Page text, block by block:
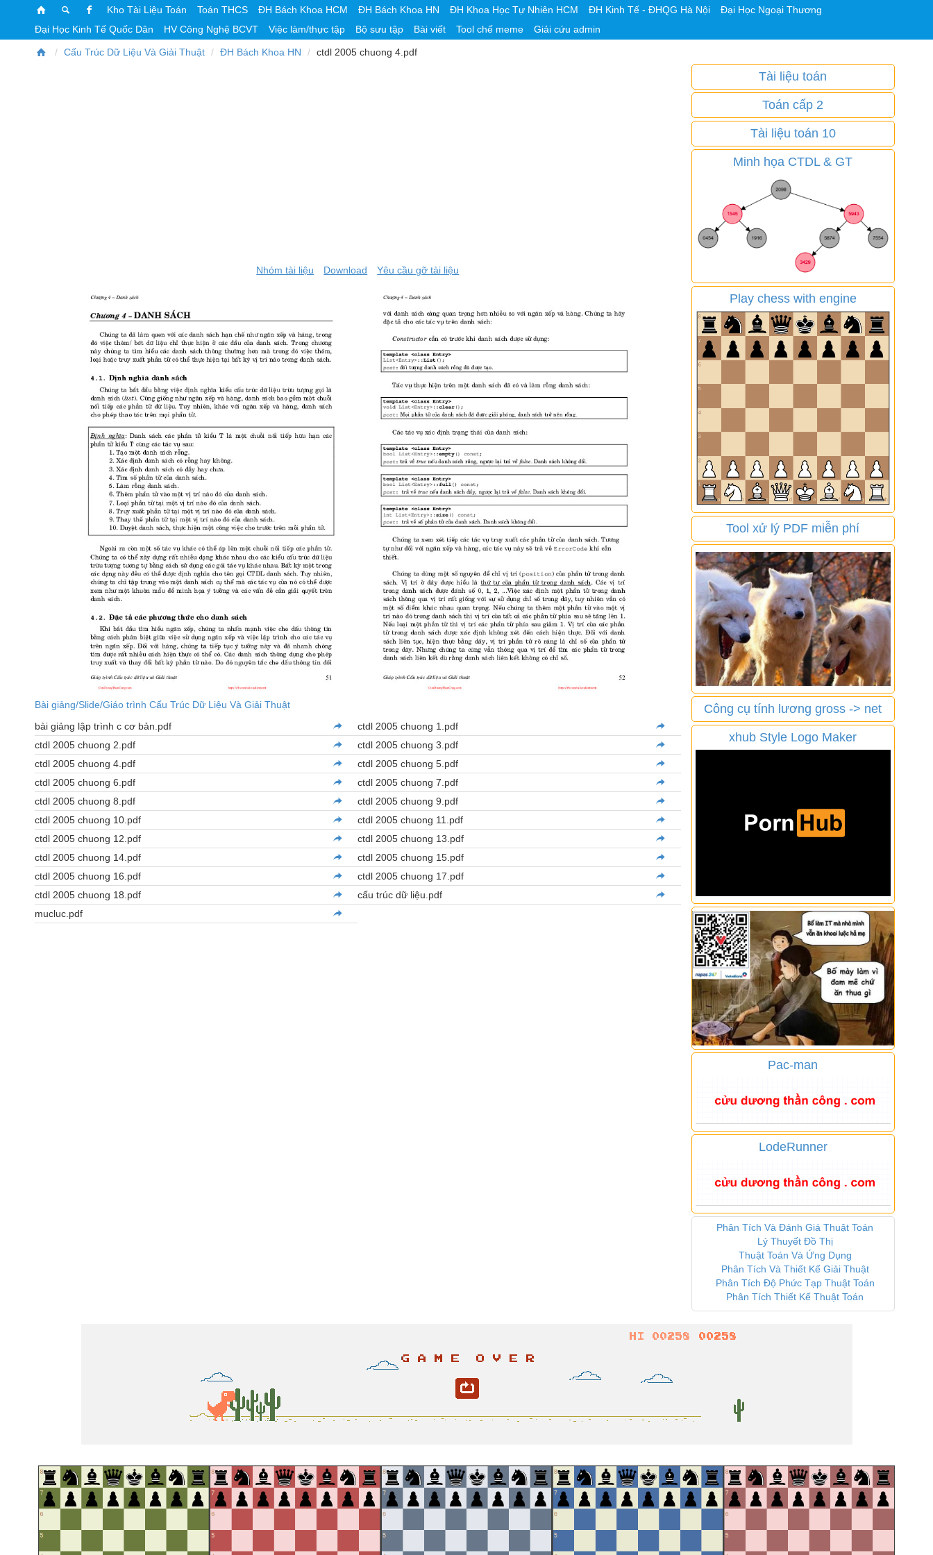
Kho Tài Liệu Toán Toán THCS ĐH Bách Khoa HCM ĐH Bách Khoa HN ĐH Khoa Học Tự Nhiên HCM ĐH Kinh Tế - ĐHQG Hà Nội
Đại Học Ngoại Thương
Đại Học Kinh Tế Quốc Dân
HV Công Nghệ BCVT Việc làm/thực tập Bộ sưu tập Bài viết Tool chế meme Giải cứu admin
Cấu Trúc Dữ Liệu Và Giải Thuật ĐH Bách Khoa HN ctdl 2005 chuong 4.pdf
Nhóm tài liệu Download Yêu cầu gỡ tài liệu
Bài giảng/Slide/Giáo trình Cấu Trúc Dữ Liệu Và Giải Thuật
bài giảng lập trình c cơ bản.pdf
ctdl 2005 chuong 1.pdf
ctdl 2005 chuong 2.pdf
ctdl 2005 chuong 3.pdf
ctdl 2005 chuong 4.pdf
ctdl 2005 chuong 5.pdf
ctdl 2005 chuong 6.pdf
ctdl 2005 chuong 7.pdf
ctdl 2005 chuong 8.pdf
ctdl 2005 chuong 9.pdf
ctdl 2005 chuong 10.pdf
ctdl 2005 chuong 11.pdf
ctdl 2005 chuong 12.pdf
ctdl 2005 chuong 13.pdf
ctdl 2005 chuong 14.pdf
ctdl 2005 chuong 15.pdf
ctdl 2005 chuong 16.pdf
ctdl 2005 chuong 17.pdf
ctdl 2005 chuong 18.pdf
cấu trúc dữ liệu.pdf
mucluc.pdf
Tài liệu toán
Toán cấp 2
Tài liệu toán 10
Minh họa CTDL & GT
Play chess with engine
Tool xử lý PDF miễn phí
Công cụ tính lương gross -> net
xhub Style Logo Maker
Pac-man
LodeRunner
Phân Tích Và Đánh Giá Thuật Toán
Lý Thuyết Đồ Thị
Thuật Toán Và Ứng Dụng
Phân Tích Và Thiết Kế Giải Thuật
Phân Tích Độ Phức Tạp Thuật Toán
Phân Tích Thiết Kế Thuật Toán